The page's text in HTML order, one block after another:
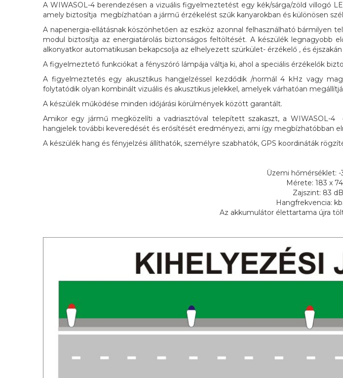
A WIWASOL-4 berendezésen a vizuális figyelmeztetést egy kék/sárga/zöld villogó
amely biztosítja megbízhatóan a jármű érzékelést szűk kanyarokban és különösen
A napenergia-ellátásnak köszönhetően az eszköz azonnal felhasználható bármilyen
modul biztosítja az energiatárolás biztonságos feltöltését. A készülék legnagyobb
alkonyatkor automatikusan bekapcsolja az elhelyezett szürkület- érzékelő , és
A figyelmeztető funkciókat a fényszóró lámpája váltja ki, ahol a speciális érzékelők
A figyelmeztetés egy akusztikus hangjelzéssel kezdődik /normál 4 kHz vagy
folytatódik olyan kombinált vizuális és akusztikus jelekkel, amelyek várhatóan
A készülék működése minden időjárási körülmények között garantált.
Amikor egy jármű megközelíti a vadriasztóval telepített szakaszt, a WIWASOL-
hangjelek további keveredését és erősítését eredményezi, ami így megbízhatóbban
A készülék hang és fényjelzési állíthatók, személyre szabhatók, GPS koordináták
Üzemi hőmérséklet: -
Mérete: 183 x
Zajszint: 83
Hangfrekvencia:
Az akkumulátor élettartama újra